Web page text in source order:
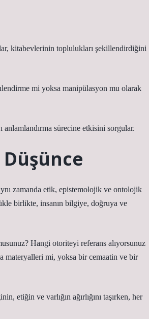
kitabevlerinin toplulukları şekillendirdiğini
mi yoksa manipülasyon mu olarak
sürecine etkisini sorgular.
zamanda etik, epistemolojik ve ontolojik
birlikte, insanın bilgiye, doğruya ve
Hangi otoriteyi referans alıyorsunuz
materyalleri mi, yoksa bir cemaatin ve bir
etiğin ve varlığın ağırlığını taşırken, her